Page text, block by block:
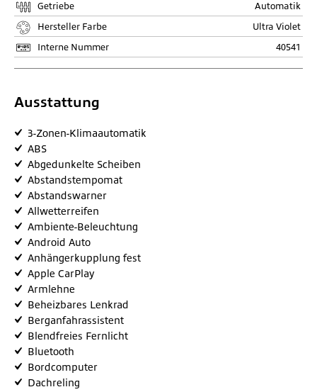
Getriebe
Automatik
Hersteller Farbe
Ultra Violet
Interne Nummer
40541
Ausstattung
3-Zonen-Klimaautomatik
ABS
Abgedunkelte Scheiben
Abstandstempomat
Abstandswarner
Allwetterreifen
Ambiente-Beleuchtung
Android Auto
Anhängerkupplung fest
Apple CarPlay
Armlehne
Beheizbares Lenkrad
Berganfahrassistent
Blendfreies Fernlicht
Bluetooth
Bordcomputer
Dachreling